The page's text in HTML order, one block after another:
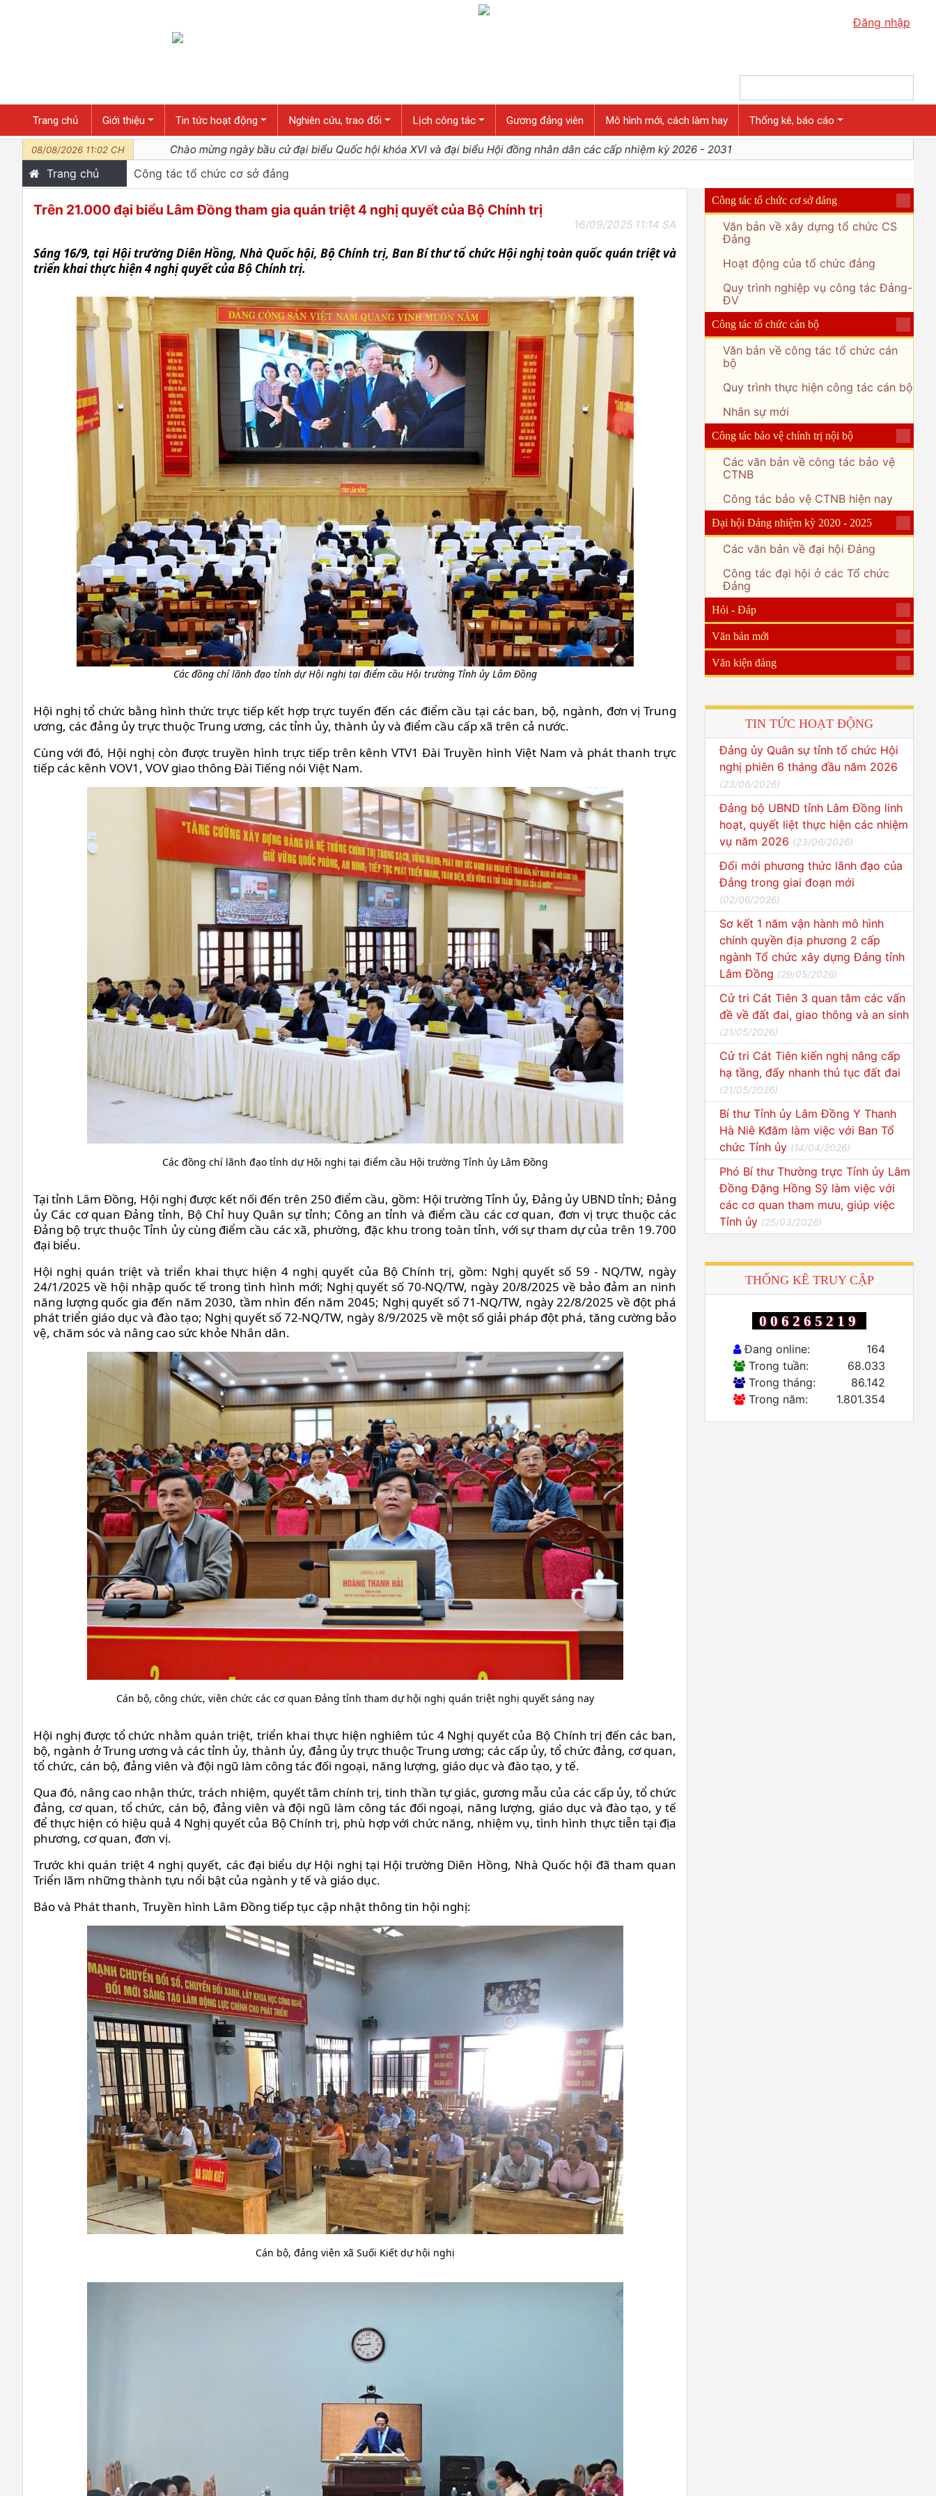
Đăng nhập
08/08/2026 11:02 CH
Trang chủ Giới thiệu Tin tức hoạt động Nghiên cứu, trao đổi Lịch công tác Gương đảng viên Mô hình mới, cách làm hay Thống kê, báo cáo
Chào mừng ngày bầu cử đại biểu Quốc hội khóa XVI và đại biểu Hội đồng nhân dân các cấp nhiệm kỳ 2026 - 2031
Trang chủ Công tác tổ chức cơ sở đảng
Trên 21.000 đại biểu Lâm Đồng tham gia quán triệt 4 nghị quyết của Bộ Chính trị
16/09/2025 11:14 SA
Sáng 16/9, tại Hội trường Diên Hồng, Nhà Quốc hội, Bộ Chính trị, Ban Bí thư tổ chức Hội nghị toàn quốc quán triệt và
triển khai thực hiện 4 nghị quyết của Bộ Chính trị.
Các đồng chí lãnh đạo tỉnh dự Hội nghị tại điểm cầu Hội trường Tỉnh ủy Lâm Đồng
Hội nghị tổ chức bằng hình thức trực tiếp kết hợp trực tuyến đến các điểm cầu tại các ban, bộ, ngành, đơn vị Trung
ương, các đảng ủy trực thuộc Trung ương, các tỉnh ủy, thành ủy và điểm cầu cấp xã trên cả nước.
Cùng với đó, Hội nghị còn được truyền hình trực tiếp trên kênh VTV1 Đài Truyền hình Việt Nam và phát thanh trực
tiếp các kênh VOV1, VOV giao thông Đài Tiếng nói Việt Nam.
Các đồng chí lãnh đạo tỉnh dự Hội nghị tại điểm cầu Hội trường Tỉnh ủy Lâm Đồng
Tại tỉnh Lâm Đồng, Hội nghị được kết nối đến trên 250 điểm cầu, gồm: Hội trường Tỉnh ủy, Đảng ủy UBND tỉnh; Đảng
ủy Các cơ quan Đảng tỉnh, Bộ Chỉ huy Quân sự tỉnh; Công an tỉnh và điểm cầu các cơ quan, đơn vị trực thuộc các
Đảng bộ trực thuộc Tỉnh ủy cùng điểm cầu các xã, phường, đặc khu trong toàn tỉnh, với sự tham dự của trên 19.700
đại biểu.
Hội nghị quán triệt và triển khai thực hiện 4 nghị quyết của Bộ Chính trị, gồm: Nghị quyết số 59 - NQ/TW, ngày
24/1/2025 về hội nhập quốc tế trong tình hình mới; Nghị quyết số 70-NQ/TW, ngày 20/8/2025 về bảo đảm an ninh
năng lượng quốc gia đến năm 2030, tầm nhìn đến năm 2045; Nghị quyết số 71-NQ/TW, ngày 22/8/2025 về đột phá
phát triển giáo dục và đào tạo; Nghị quyết số 72-NQ/TW, ngày 8/9/2025 về một số giải pháp đột phá, tăng cường bảo
vệ, chăm sóc và nâng cao sức khỏe Nhân dân.
Cán bộ, công chức, viên chức các cơ quan Đảng tỉnh tham dự hội nghị quán triệt nghị quyết sáng nay
Hội nghị được tổ chức nhằm quán triệt, triển khai thực hiện nghiêm túc 4 Nghị quyết của Bộ Chính trị đến các ban,
bộ, ngành ở Trung ương và các tỉnh ủy, thành ủy, đảng ủy trực thuộc Trung ương; các cấp ủy, tổ chức đảng, cơ quan,
tổ chức, cán bộ, đảng viên và đội ngũ làm công tác đối ngoại, năng lượng, giáo dục và đào tạo, y tế.
Qua đó, nâng cao nhận thức, trách nhiệm, quyết tâm chính trị, tinh thần tự giác, gương mẫu của các cấp ủy, tổ chức
đảng, cơ quan, tổ chức, cán bộ, đảng viên và đội ngũ làm công tác đối ngoại, năng lượng, giáo dục và đào tạo, y tế
để thực hiện có hiệu quả 4 Nghị quyết của Bộ Chính trị, phù hợp với chức năng, nhiệm vụ, tình hình thực tiễn tại địa
phương, cơ quan, đơn vị.
Trước khi quán triệt 4 nghị quyết, các đại biểu dự Hội nghị tại Hội trường Diên Hồng, Nhà Quốc hội đã tham quan
Triển lãm những thành tựu nổi bật của ngành y tế và giáo dục.
Báo và Phát thanh, Truyền hình Lâm Đồng tiếp tục cập nhật thông tin hội nghị:
Cán bộ, đảng viên xã Suối Kiết dự hội nghị
Công tác tổ chức cơ sở đảng
Văn bản về xây dựng tổ chức CS
Đảng
Hoạt động của tổ chức đảng
Quy trình nghiệp vụ công tác Đảng-
ĐV
Công tác tổ chức cán bộ
Văn bản về công tác tổ chức cán
bộ
Quy trình thực hiện công tác cán bộ
Nhân sự mới
Công tác bảo vệ chính trị nội bộ
Các văn bản về công tác bảo vệ
CTNB
Công tác bảo vệ CTNB hiện nay
Đại hội Đảng nhiệm kỳ 2020 - 2025
Các văn bản về đại hội Đảng
Công tác đại hội ở các Tổ chức
Đảng
Hỏi - Đáp
Văn bản mới
Văn kiện đảng
TIN TỨC HOẠT ĐỘNG
Đảng ủy Quân sự tỉnh tổ chức Hội
nghị phiên 6 tháng đầu năm 2026
(23/06/2026)
Đảng bộ UBND tỉnh Lâm Đồng linh
hoạt, quyết liệt thực hiện các nhiệm
vụ năm 2026 (23/06/2026)
Đổi mới phương thức lãnh đạo của
Đảng trong giai đoạn mới
(02/06/2026)
Sơ kết 1 năm vận hành mô hình
chính quyền địa phương 2 cấp
ngành Tổ chức xây dựng Đảng tỉnh
Lâm Đồng (29/05/2026)
Cử tri Cát Tiên 3 quan tâm các vấn
đề về đất đai, giao thông và an sinh
(21/05/2026)
Cử tri Cát Tiên kiến nghị nâng cấp
hạ tầng, đẩy nhanh thủ tục đất đai
(21/05/2026)
Bí thư Tỉnh ủy Lâm Đồng Y Thanh
Hà Niê Kđăm làm việc với Ban Tổ
chức Tỉnh ủy (14/04/2026)
Phó Bí thư Thường trực Tỉnh ủy Lâm
Đồng Đặng Hồng Sỹ làm việc với
các cơ quan tham mưu, giúp việc
Tỉnh ủy (25/03/2026)
THỐNG KÊ TRUY CẬP
006265219
Đang online:
164
Trong tuần:
68.033
Trong tháng:
86.142
Trong năm:
1.801.354